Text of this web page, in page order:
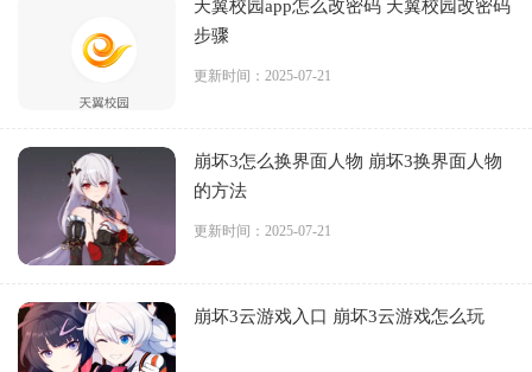
天翼校园app怎么改密码 天翼校园改密码
步骤
更新时间：2025-07-21
崩坏3怎么换界面人物 崩坏3换界面人物
的方法
更新时间：2025-07-21
崩坏3云游戏入口 崩坏3云游戏怎么玩